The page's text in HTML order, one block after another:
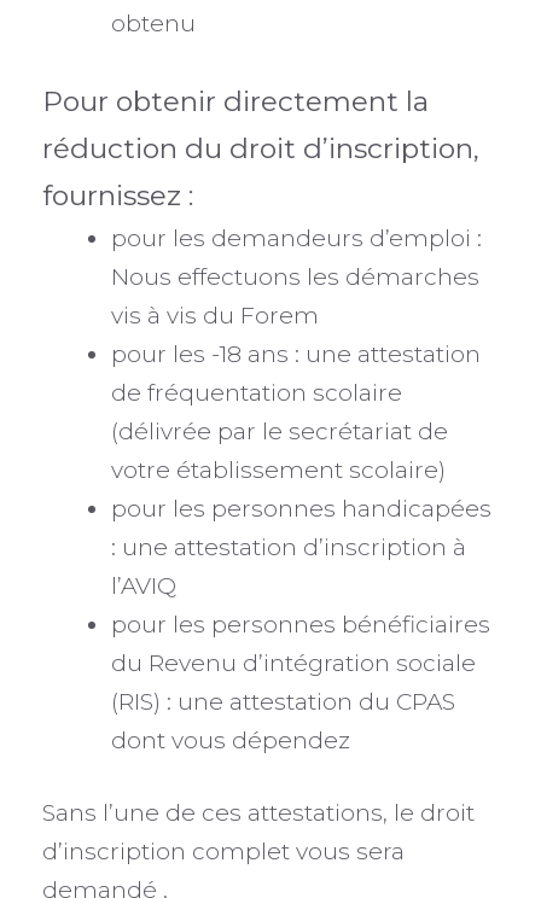
obtenu
Pour obtenir directement la
réduction du droit d’inscription,
fournissez :
pour les demandeurs d’emploi :
Nous effectuons les démarches
vis à vis du Forem
pour les -18 ans : une attestation
de fréquentation scolaire
(délivrée par le secrétariat de
votre établissement scolaire)
pour les personnes handicapées
: une attestation d’inscription à
l’AVIQ
pour les personnes bénéficiaires
du Revenu d’intégration sociale
(RIS) : une attestation du CPAS
dont vous dépendez
Sans l’une de ces attestations, le droit
d’inscription complet vous sera
demandé .